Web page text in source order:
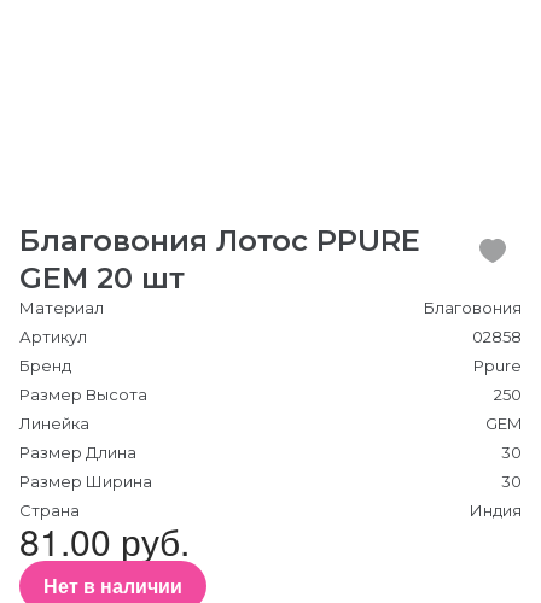
Благовония Лотос PPURE
GEM 20 шт
Материал
Благовония
Артикул
02858
Бренд
Ppure
Размер Высота
250
Линейка
GEM
Размер Длина
30
Размер Ширина
30
Страна
Индия
81.00 руб.
Нет в наличии